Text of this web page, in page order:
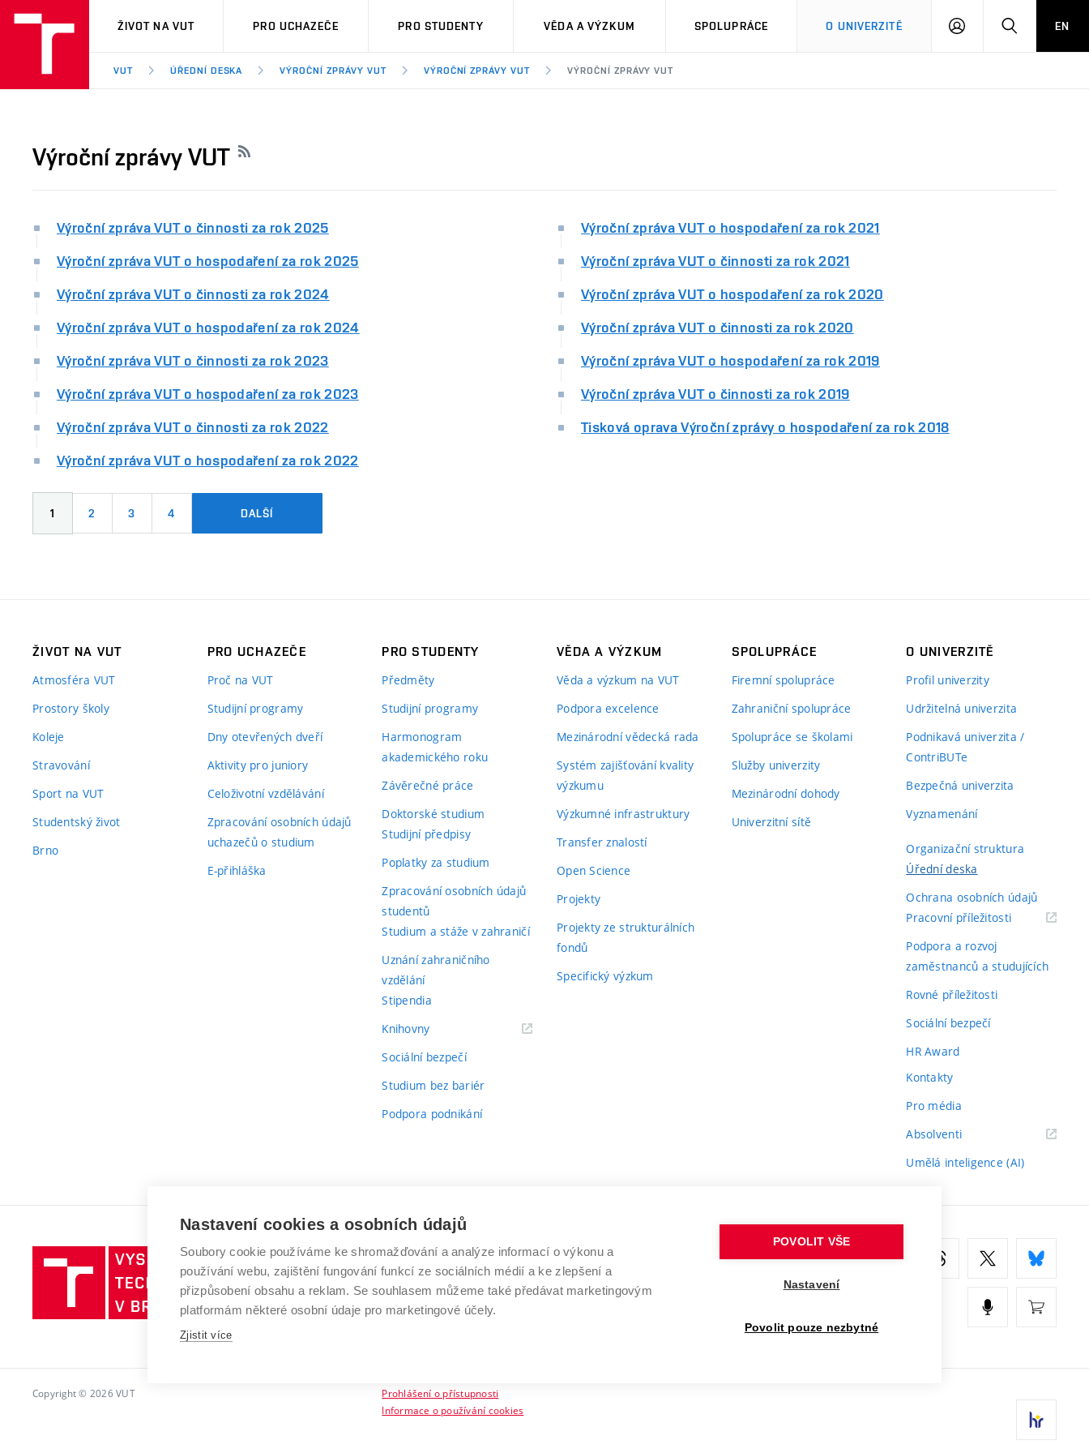
VUT
ŽIVOT NA VUT PRO UCHAZEČE PRO STUDENTY VĚDA A VÝZKUM SPOLUPRÁCE O UNIVERZITĚ
PŘIHLÁSIT HLEDATEN
VUT ÚŘEDNÍ DESKA VÝROČNÍ ZPRÁVY VUT VÝROČNÍ ZPRÁVY VUT VÝROČNÍ ZPRÁVY VUT
Výroční zprávy VUT
Výroční zpráva VUT o činnosti za rok 2025
Výroční zpráva VUT o hospodaření za rok 2025
Výroční zpráva VUT o činnosti za rok 2024
Výroční zpráva VUT o hospodaření za rok 2024
Výroční zpráva VUT o činnosti za rok 2023
Výroční zpráva VUT o hospodaření za rok 2023
Výroční zpráva VUT o činnosti za rok 2022
Výroční zpráva VUT o hospodaření za rok 2022
Výroční zpráva VUT o hospodaření za rok 2021
Výroční zpráva VUT o činnosti za rok 2021
Výroční zpráva VUT o hospodaření za rok 2020
Výroční zpráva VUT o činnosti za rok 2020
Výroční zpráva VUT o hospodaření za rok 2019
Výroční zpráva VUT o činnosti za rok 2019
Tisková oprava Výroční zprávy o hospodaření za rok 2018
1 2 3 4 DALŠÍ
ŽIVOT NA VUT
Atmosféra VUT
Prostory školy
Koleje
Stravování
Sport na VUT
Studentský život
Brno
PRO UCHAZEČE
Proč na VUT
Studijní programy
Dny otevřených dveří
Aktivity pro juniory
Celoživotní vzdělávání
Zpracování osobních údajů
uchazečů o studium
E-přihláška
PRO STUDENTY
Předměty
Studijní programy
Harmonogram
akademického roku
Závěrečné práce
Doktorské studium
Studijní předpisy
Poplatky za studium
Zpracování osobních údajů
studentů
Studium a stáže v zahraničí
Uznání zahraničního
vzdělání
Stipendia
Knihovny(externí
Sociální bezpečí
Studium bez bariér
Podpora podnikání
VĚDA A VÝZKUM
Věda a výzkum na VUT
Podpora excelence
Mezinárodní vědecká rada
Systém zajišťování kvality
výzkumu
Výzkumné infrastruktury
Transfer znalostí
Open Science
Projekty
Projekty ze strukturálních
fondů
Specifický výzkum
SPOLUPRÁCE
Firemní spolupráce
Zahraniční spolupráce
Spolupráce se školami
Služby univerzity
Mezinárodní dohody
Univerzitní sítě
O UNIVERZITĚ
Profil univerzity
Udržitelná univerzita
Podnikavá univerzita /
ContriBUTe
Bezpečná univerzita
Vyznamenání
Organizační struktura
Úřední deska
Ochrana osobních údajů
Pracovní příležitosti(externí
Podpora a rozvoj
zaměstnanců a studujících
Rovné příležitosti
Sociální bezpečí
HR Award
Kontakty
Pro média
Absolventi(externí
Umělá inteligence (AI)
Vysoké
učení
technické
v
VYSOKÉ UČENÍ TECHNICKÉ V BRNĚ
Antonínská 548/1
602 00 Brno
www.vut.cz
Copyright © 2026 VUT
Prohlášení o přístupnosti
Informace o používání cookies
Nastavení cookies a osobních údajů
Soubory cookie používáme ke shromažďování a analýze informací o výkonu a
používání webu, zajištění fungování funkcí ze sociálních médií a ke zlepšení a
přizpůsobení obsahu a reklam. Se souhlasem můžeme také předávat marketingovým
platformám některé osobní údaje pro marketingové účely.
Zjistit více
POVOLIT VŠE
Nastavení
Povolit pouze nezbytné